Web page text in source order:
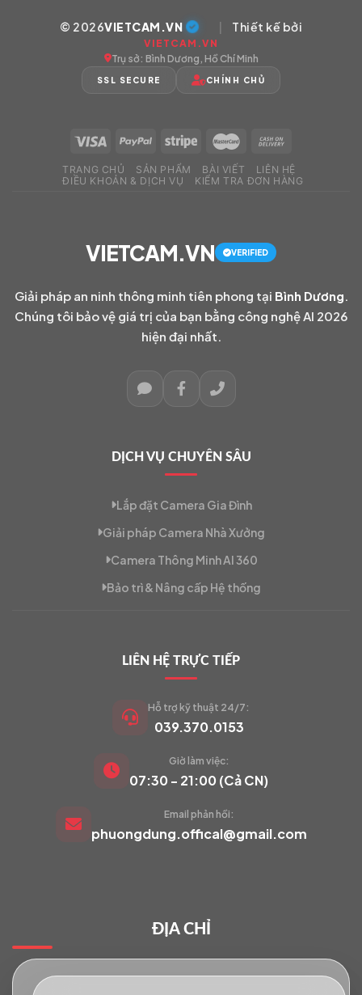
VIETCAM.VN
Đang trực tuyến
© 2026VIETCAM.VN | Thiết kế bởi
VIETCAM.VN
Trụ sở: Bình Dương, Hồ Chí Minh
SSL SECURE CHÍNH CHỦ
TRANG CHỦ SẢN PHẨM BÀI VIẾT
LIÊN HỆ
ĐIỀU KHOẢN & DỊCH VỤ
KIỂM TRA ĐƠN HÀNG
VIETCAM.VN VERIFIED
Giải pháp an ninh thông minh tiên phong tại Bình Dương
Chúng tôi bảo vệ giá trị của bạn bằng công nghệ AI 2026
hiện đại nhất.
DỊCH VỤ CHUYÊN SÂU
Lắp đặt Camera Gia Đình
Giải pháp Camera Nhà Xưởng
Camera Thông Minh AI 360
Bảo trì & Nâng cấp Hệ thống
LIÊN HỆ TRỰC TIẾP
Hỗ trợ kỹ thuật 24/7:
039.370.0153
Giờ làm việc:
07:30 - 21:00 (Cả CN)
Email phản hồi:
phuongdung.offical@gmail.com
ĐỊA CHỈ